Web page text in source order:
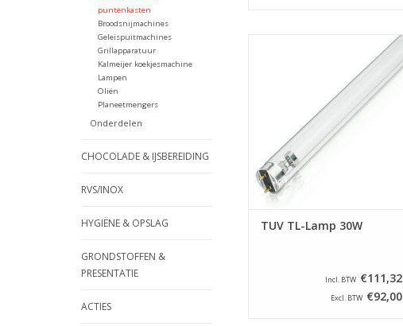
puntenkasten
Broodsnijmachines
Geleispuitmachines
Grillapparatuur
Kalmeijer koekjesmachine
Lampen
Oliën
Planeetmengers
Onderdelen
CHOCOLADE & IJSBEREIDING
RVS/INOX
HYGIËNE & OPSLAG
GRONDSTOFFEN &
PRESENTATIE
ACTIES
TUV TL-Lamp van 30W geschikt
voor bollenkasten en
puntenkasten.
TOEVOEGEN AAN WINKELWAGEN
TUV TL-Lamp 30W
Incl. BTW €111,32
Excl. BTW €92,00